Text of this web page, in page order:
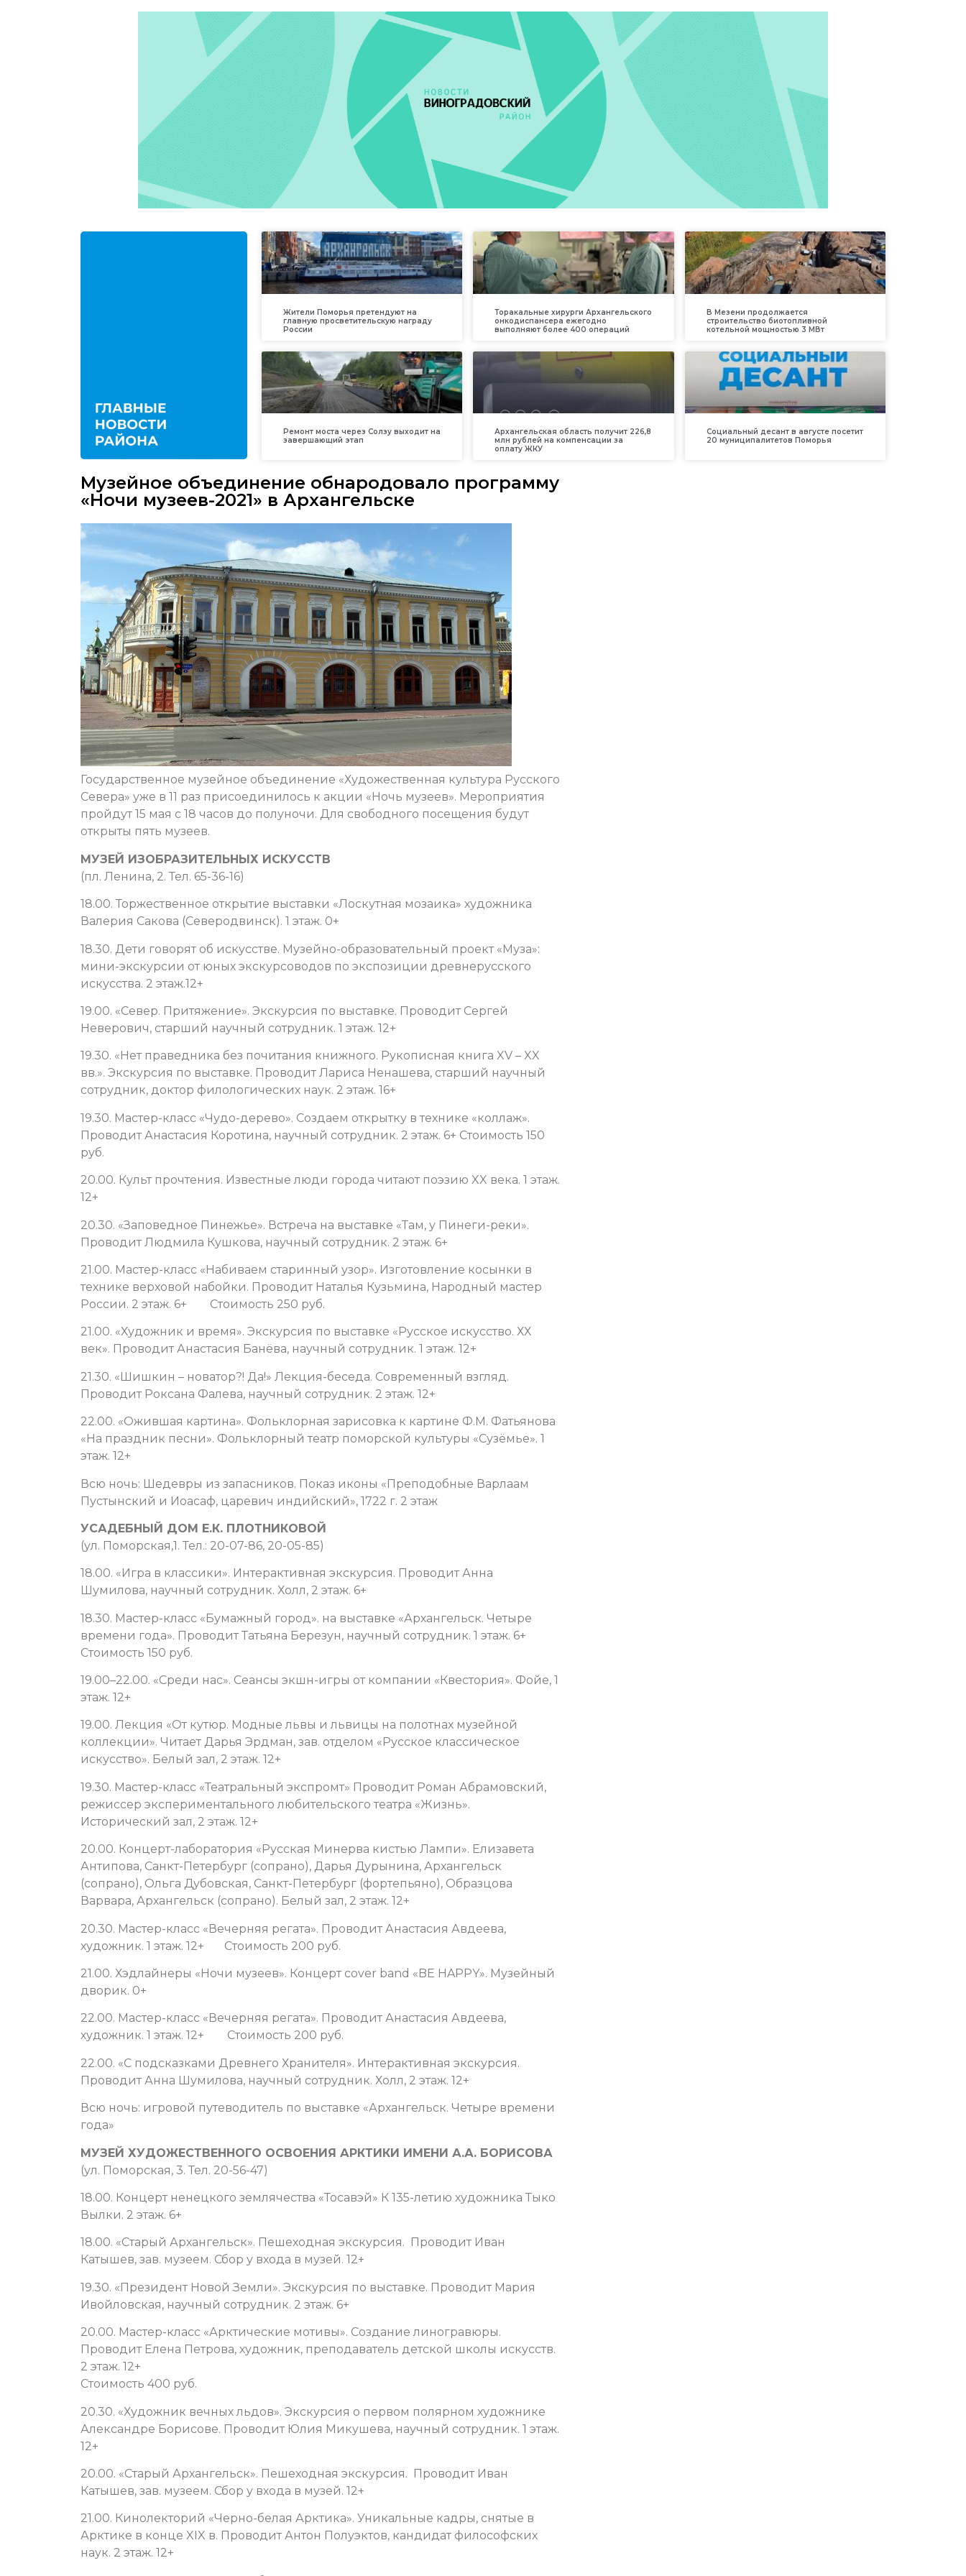
Жители Поморья претендуют на
главную просветительскую награду
России
Торакальные хирурги Архангельского
онкодиспансера ежегодно
выполняют более 400 операций
В Мезени продолжается
строительство биотопливной
котельной мощностью 3 МВт
Ремонт моста через Солзу выходит на
завершающий этап
Архангельская область получит 226,8
млн рублей на компенсации за
оплату ЖКУ
Социальный десант в августе посетит
20 муниципалитетов Поморья
Музейное объединение обнародовало программу
«Ночи музеев-2021» в Архангельске
Государственное музейное объединение «Художественная культура Русского
Севера» уже в 11 раз присоединилось к акции «Ночь музеев». Мероприятия
пройдут 15 мая с 18 часов до полуночи. Для свободного посещения будут
открыты пять музеев.
МУЗЕЙ ИЗОБРАЗИТЕЛЬНЫХ ИСКУССТВ
(пл. Ленина, 2. Тел. 65-36-16)
18.00. Торжественное открытие выставки «Лоскутная мозаика» художника
Валерия Сакова (Северодвинск). 1 этаж. 0+
18.30. Дети говорят об искусстве. Музейно-образовательный проект «Муза»:
мини-экскурсии от юных экскурсоводов по экспозиции древнерусского
искусства. 2 этаж.12+
19.00. «Север. Притяжение». Экскурсия по выставке. Проводит Сергей
Неверович, старший научный сотрудник. 1 этаж. 12+
19.30. «Нет праведника без почитания книжного. Рукописная книга XV – XX
вв.». Экскурсия по выставке. Проводит Лариса Ненашева, старший научный
сотрудник, доктор филологических наук. 2 этаж. 16+
19.30. Мастер-класс «Чудо-дерево». Создаем открытку в технике «коллаж».
Проводит Анастасия Коротина, научный сотрудник. 2 этаж. 6+ Стоимость 150
руб.
20.00. Культ прочтения. Известные люди города читают поэзию XX века. 1 этаж.
12+
20.30. «Заповедное Пинежье». Встреча на выставке «Там, у Пинеги-реки».
Проводит Людмила Кушкова, научный сотрудник. 2 этаж. 6+
21.00. Мастер-класс «Набиваем старинный узор». Изготовление косынки в
технике верховой набойки. Проводит Наталья Кузьмина, Народный мастер
России. 2 этаж. 6+ Стоимость 250 руб.
21.00. «Художник и время». Экскурсия по выставке «Русское искусство. ХХ
век». Проводит Анастасия Банёва, научный сотрудник. 1 этаж. 12+
21.30. «Шишкин – новатор?! Да!» Лекция-беседа. Современный взгляд.
Проводит Роксана Фалева, научный сотрудник. 2 этаж. 12+
22.00. «Ожившая картина». Фольклорная зарисовка к картине Ф.М. Фатьянова
«На праздник песни». Фольклорный театр поморской культуры «Сузёмье». 1
этаж. 12+
Всю ночь: Шедевры из запасников. Показ иконы «Преподобные Варлаам
Пустынский и Иоасаф, царевич индийский», 1722 г. 2 этаж
УСАДЕБНЫЙ ДОМ Е.К. ПЛОТНИКОВОЙ
(ул. Поморская,1. Тел.: 20-07-86, 20-05-85)
18.00. «Игра в классики». Интерактивная экскурсия. Проводит Анна
Шумилова, научный сотрудник. Холл, 2 этаж. 6+
18.30. Мастер-класс «Бумажный город». на выставке «Архангельск. Четыре
времени года». Проводит Татьяна Березун, научный сотрудник. 1 этаж. 6+
Стоимость 150 руб.
19.00–22.00. «Среди нас». Сеансы экшн-игры от компании «Квестория». Фойе, 1
этаж. 12+
19.00. Лекция «От кутюр. Модные львы и львицы на полотнах музейной
коллекции». Читает Дарья Эрдман, зав. отделом «Русское классическое
искусство». Белый зал, 2 этаж. 12+
19.30. Мастер-класс «Театральный экспромт» Проводит Роман Абрамовский,
режиссер экспериментального любительского театра «Жизнь».
Исторический зал, 2 этаж. 12+
20.00. Концерт-лаборатория «Русская Минерва кистью Лампи». Елизавета
Антипова, Санкт-Петербург (сопрано), Дарья Дурынина, Архангельск
(сопрано), Ольга Дубовская, Санкт-Петербург (фортепьяно), Образцова
Варвара, Архангельск (сопрано). Белый зал, 2 этаж. 12+
20.30. Мастер-класс «Вечерняя регата». Проводит Анастасия Авдеева,
художник. 1 этаж. 12+ Стоимость 200 руб.
21.00. Хэдлайнеры «Ночи музеев». Концерт cover band «BE HAPPY». Музейный
дворик. 0+
22.00. Мастер-класс «Вечерняя регата». Проводит Анастасия Авдеева,
художник. 1 этаж. 12+ Стоимость 200 руб.
22.00. «С подсказками Древнего Хранителя». Интерактивная экскурсия.
Проводит Анна Шумилова, научный сотрудник. Холл, 2 этаж. 12+
Всю ночь: игровой путеводитель по выставке «Архангельск. Четыре времени
года»
МУЗЕЙ ХУДОЖЕСТВЕННОГО ОСВОЕНИЯ АРКТИКИ ИМЕНИ А.А. БОРИСОВА
(ул. Поморская, 3. Тел. 20-56-47)
18.00. Концерт ненецкого землячества «Тосавэй» К 135-летию художника Тыко
Вылки. 2 этаж. 6+
18.00. «Старый Архангельск». Пешеходная экскурсия. Проводит Иван
Катышев, зав. музеем. Сбор у входа в музей. 12+
19.30. «Президент Новой Земли». Экскурсия по выставке. Проводит Мария
Ивойловская, научный сотрудник. 2 этаж. 6+
20.00. Мастер-класс «Арктические мотивы». Создание линогравюры.
Проводит Елена Петрова, художник, преподаватель детской школы искусств.
2 этаж. 12+
Стоимость 400 руб.
20.30. «Художник вечных льдов». Экскурсия о первом полярном художнике
Александре Борисове. Проводит Юлия Микушева, научный сотрудник. 1 этаж.
12+
20.00. «Старый Архангельск». Пешеходная экскурсия. Проводит Иван
Катышев, зав. музеем. Сбор у входа в музей. 12+
21.00. Кинолекторий «Черно-белая Арктика». Уникальные кадры, снятые в
Арктике в конце XIX в. Проводит Антон Полуэктов, кандидат философских
наук. 2 этаж. 12+